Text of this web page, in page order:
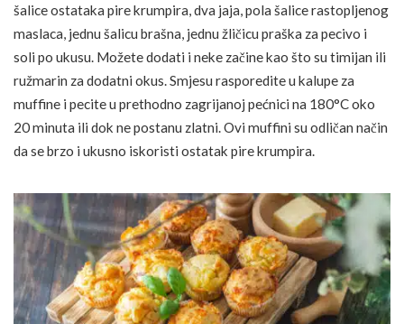
šalice ostataka pire krumpira, dva jaja, pola šalice rastopljenog
maslaca, jednu šalicu brašna, jednu žličicu praška za pecivo i
soli po ukusu. Možete dodati i neke začine kao što su timijan ili
ružmarin za dodatni okus. Smjesu rasporedite u kalupe za
muffine i pecite u prethodno zagrijanoj pećnici na 180°C oko
20 minuta ili dok ne postanu zlatni. Ovi muffini su odličan način
da se brzo i ukusno iskoristi ostatak pire krumpira.